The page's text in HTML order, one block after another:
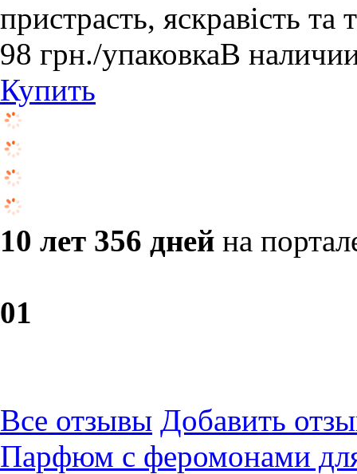
пристрасть, яскравість та
98 грн./упаковкаВ
Купить
10 лет 356 дней на
01
Все отзывы Добавить
Парфюм с феромонами